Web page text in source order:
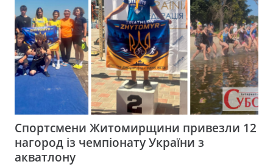
Спортсмени Житомирщини привезли 12
нагород із чемпіонату України з
акватлону